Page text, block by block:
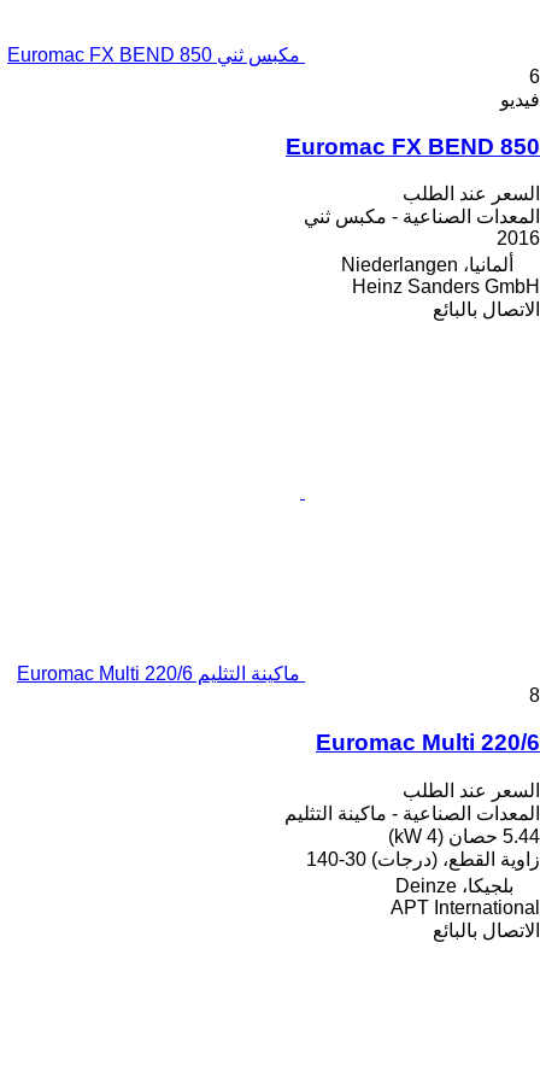
مكبس ثني Euromac FX BEND 850
6
فيديو
Euromac FX BEND 850
السعر عند الطلب
المعدات الصناعية - مكبس ثني
2016
ألمانيا، Niederlangen
Heinz Sanders GmbH
الاتصال بالبائع
ماكينة التثليم Euromac Multi 220/6
8
Euromac Multi 220/6
السعر عند الطلب
المعدات الصناعية - ماكينة التثليم
5.44 حصان (4 kW)
زاوية القطع، (درجات) 30-140
بلجيكا، Deinze
APT International
الاتصال بالبائع